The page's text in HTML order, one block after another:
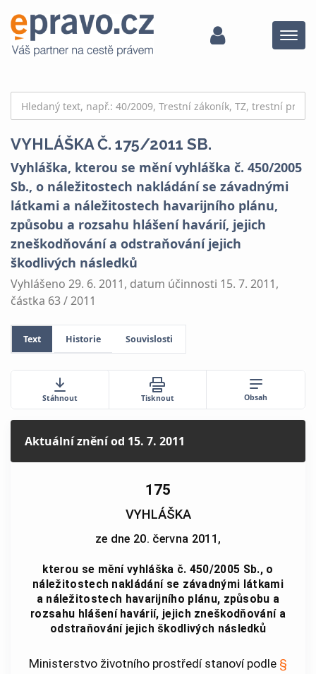
Menu
VYHLÁŠKA Č. 175/2011 SB.
Vyhláška, kterou se mění vyhláška č. 450/2005
Sb., o náležitostech nakládání se závadnými
látkami a náležitostech havarijního plánu,
způsobu a rozsahu hlášení havárií, jejich
zneškodňování a odstraňování jejich
škodlivých následků
Vyhlášeno 29. 6. 2011, datum účinnosti 15. 7. 2011,
částka 63 / 2011
Text Historie Souvislosti
Stáhnout Tisknout Obsah
Aktuální zněníod 15. 7. 2011
175
VYHLÁŠKA
ze dne 20. června 2011,
kterou se mění vyhláška č. 450/2005 Sb., o
náležitostech nakládání se závadnými látkami
a náležitostech havarijního plánu, způsobu a
rozsahu hlášení havárií, jejich zneškodňování a
odstraňování jejich škodlivých následků
Ministerstvo životního prostředí stanoví podle §